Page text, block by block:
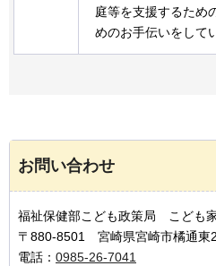
庭等を支援するため
めのお手伝いをして
お問い合わせ
福祉保健部こども政策局 こども
〒880-8501 宮崎県宮崎市橘通東
電話： 0985-26-7041